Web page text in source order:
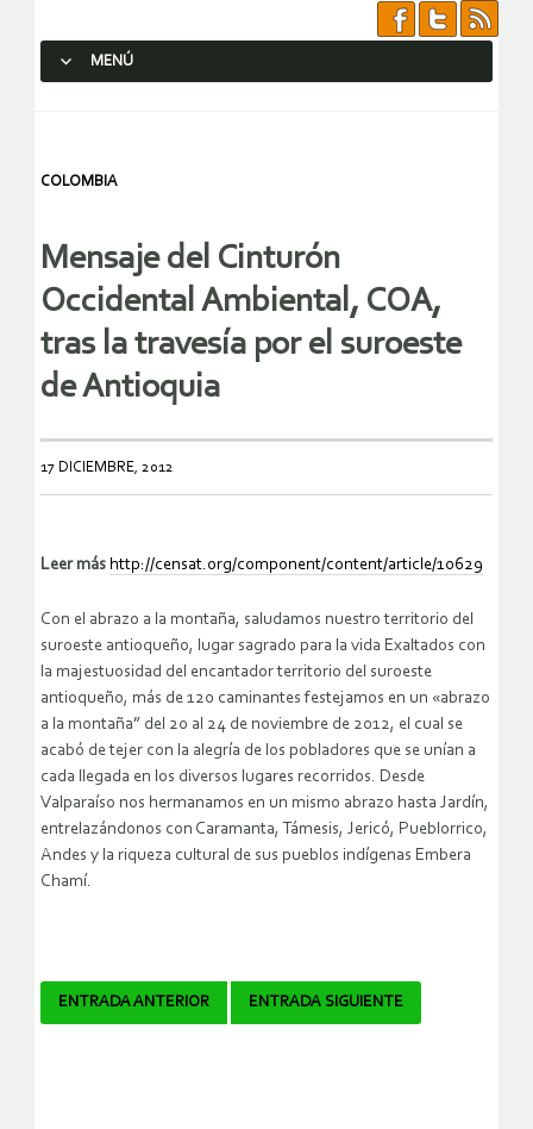
MENÚ
COLOMBIA
Mensaje del Cinturón
Occidental Ambiental, COA,
tras la travesía por el suroeste
de Antioquia
17 DICIEMBRE, 2012
Leer más http://censat.org/component/content/article/10629
Con el abrazo a la montaña, saludamos nuestro territorio del
suroeste antioqueño, lugar sagrado para la vida Exaltados con
la majestuosidad del encantador territorio del suroeste
antioqueño, más de 120 caminantes festejamos en un «abrazo
a la montaña” del 20 al 24 de noviembre de 2012, el cual se
acabó de tejer con la alegría de los pobladores que se unían a
cada llegada en los diversos lugares recorridos. Desde
Valparaíso nos hermanamos en un mismo abrazo hasta Jardín,
entrelazándonos con Caramanta, Támesis, Jericó, Pueblorrico,
Andes y la riqueza cultural de sus pueblos indígenas Embera
Chamí.
Navegador
ENTRADA ANTERIOR ENTRADA SIGUIENTE